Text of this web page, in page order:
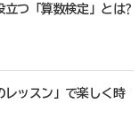
立つ「算数検定」とは?
レッスン」で楽しく時